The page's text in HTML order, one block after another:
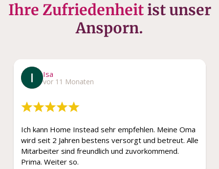
Ihre Zufriedenheitist unser
Ansporn.
Isa
vor 11 Monaten
Ich kann Home Instead sehr empfehlen. Meine Oma
wird seit 2 Jahren bestens versorgt und betreut. Alle
Mitarbeiter sind freundlich und zuvorkommend.
Prima. Weiter so.